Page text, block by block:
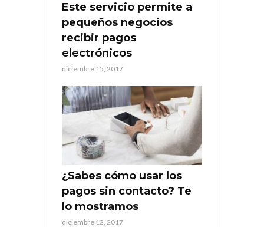
Este servicio permite a
pequeños negocios
recibir pagos
electrónicos
diciembre 15, 2017
¿Sabes cómo usar los
pagos sin contacto? Te
lo mostramos
diciembre 12, 2017